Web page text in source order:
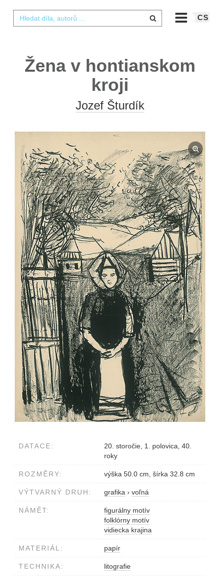
CS
Žena v hontianskom
kroji
Jozef Šturdík
DATACE:
20. storočie, 1. polovica, 40.
roky
ROZMĚRY: výška 50.0 cm, šírka 32.8 cm
VÝTVARNÝ DRUH: grafika › voľná
NÁMĚT:
figurálny motív
folklórny motív
vidiecka krajina
MATERIÁL: papír
TECHNIKA: litografie